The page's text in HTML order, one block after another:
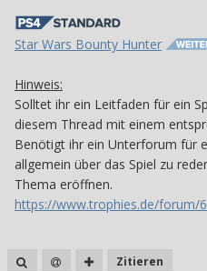
Star Wars Bounty Hunter
Hinweis:
Solltet ihr ein Leitfaden für ein
diesem Thread mit einem
Benötigt ihr ein Unterforum für
allgemein über das Spiel zu
Thema eröffnen.
https://www.trophies.de/forum/
Zitieren